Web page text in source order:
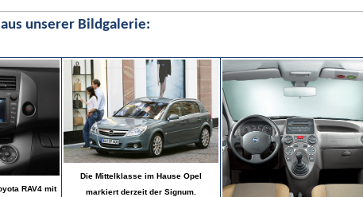
unserer Bildgalerie:
RAV4 mit
Die Mittelklasse im Hause Opel
markiert derzeit der Signum.